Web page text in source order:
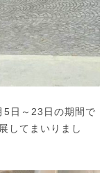
5日～23日の期間で
してまいりまし